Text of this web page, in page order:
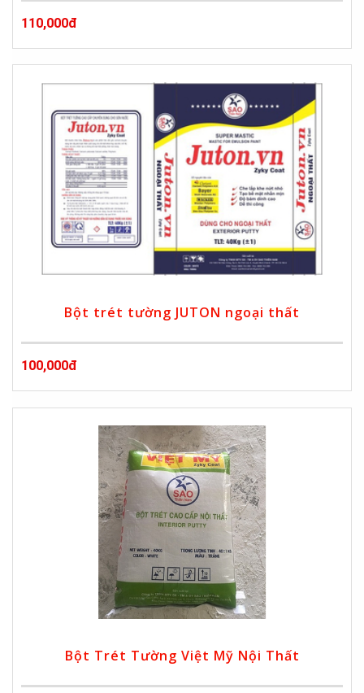
110,000đ
Bột trét tường JUTON ngoại thất
100,000đ
Bột Trét Tường Việt Mỹ Nội Thất